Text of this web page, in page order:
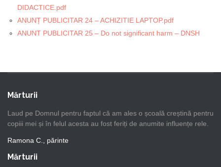
DIDACTICE.pdf
ANUNȚ PUBLICITAR 24 – ACHIZITIE LAPTOP.pdf
ANUNT PUBLICITAR 25 – Do not significant harm – DNSH
Mărturii
Laud pe Domnul pentru faptul că am ales o școală creștină pentru
copiii mei și în felul acesta au fost feriți de anumite influențe rele.
Ramona C., părinte
Mărturii